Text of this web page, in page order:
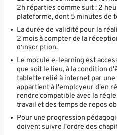
2h réparties comme suit : 2
plateforme, dont 5 minutes de
La durée de validité pour la
2 mois à compter de la
d'inscription.
Le module e-learning est
que soit le lieu, à la condition
tablette relié à internet par une
appartient à l'employeur d'en
rendre compatible avec la
travail et des temps de repos
Pour une progression
doivent suivre l'ordre des